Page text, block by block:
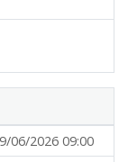
06/2026 09:00